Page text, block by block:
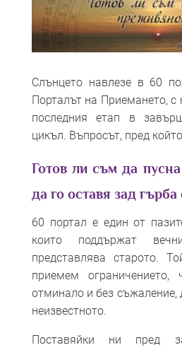
Слънцето навлезе в 60
Порталът на Приемането, с
последния етап в
цикъл. Въпросът, пред
Готов ли съм да
да го оставя зад гърба
60 портал е един от
които поддържат
представлява старото.
приемем ограничението,
отминало и без
неизвестното.
Поставяйки ни пред